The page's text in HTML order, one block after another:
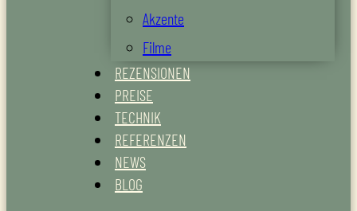
Akzente
Filme
REZENSIONEN
PREISE
TECHNIK
REFERENZEN
NEWS
BLOG